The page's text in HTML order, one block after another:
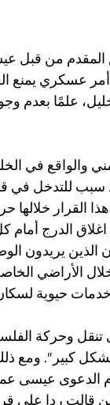
المقدم من قبل
أمر عسكري يمنع
علمًا بعدم
والواقع في
سبب للتدخل في
القرار خلالها
الدرج
الذين يريدون
الأراضي
حيوية لسكان
وحركة
بشكل كبير".
الدعوى عيسى
قالت ردا على